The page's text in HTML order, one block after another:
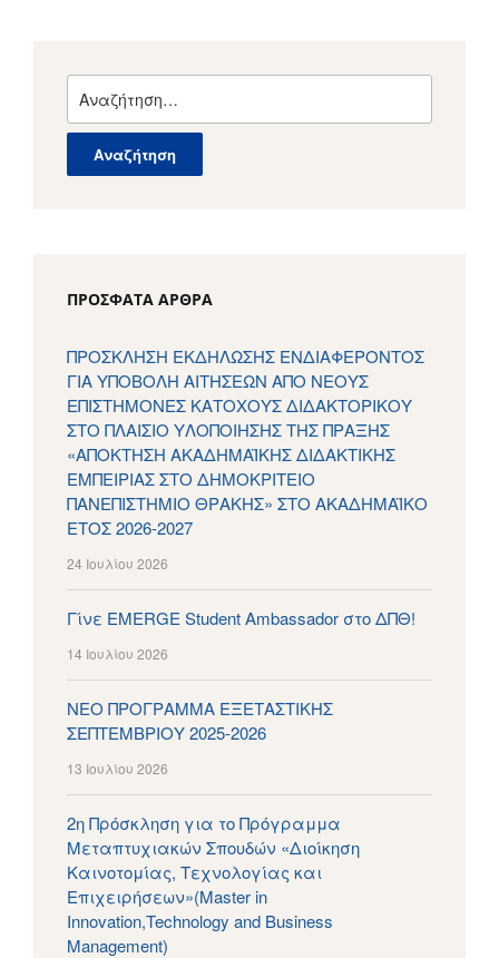
Αναζήτηση
για:
ΠΡΌΣΦΑΤΑ ΆΡΘΡΑ
ΠΡΟΣΚΛΗΣΗ ΕΚΔΗΛΩΣΗΣ ΕΝΔΙΑΦΕΡΟΝΤΟΣ
ΓΙΑ ΥΠΟΒΟΛΗ ΑΙΤΗΣΕΩΝ ΑΠΟ ΝΕΟΥΣ
ΕΠΙΣΤΗΜΟΝΕΣ ΚΑΤΟΧΟΥΣ ΔΙΔΑΚΤΟΡΙΚΟΥ
ΣΤΟ ΠΛΑΙΣΙΟ ΥΛΟΠΟΙΗΣΗΣ ΤΗΣ ΠΡΑΞΗΣ
«ΑΠΟΚΤΗΣΗ ΑΚΑΔΗΜΑΪΚΗΣ ΔΙΔΑΚΤΙΚΗΣ
ΕΜΠΕΙΡΙΑΣ ΣΤΟ ΔΗΜΟΚΡΙΤΕΙΟ
ΠΑΝΕΠΙΣΤΗΜΙΟ ΘΡΑΚΗΣ» ΣΤΟ ΑΚΑΔΗΜΑΪΚΟ
ΕΤΟΣ 2026-2027
24 Ιουλίου 2026
Γίνε EMERGE Student Ambassador στο ΔΠΘ!
14 Ιουλίου 2026
ΝΕΟ ΠΡΟΓΡΑΜΜΑ ΕΞΕΤΑΣΤΙΚΗΣ
ΣΕΠΤΕΜΒΡΙΟΥ 2025-2026
13 Ιουλίου 2026
2η Πρόσκληση για το Πρόγραμμα
Μεταπτυχιακών Σπουδών «Διοίκηση
Καινοτομίας, Τεχνολογίας και
Επιχειρήσεων»(Master in
Innovation,Technology and Business
Management)